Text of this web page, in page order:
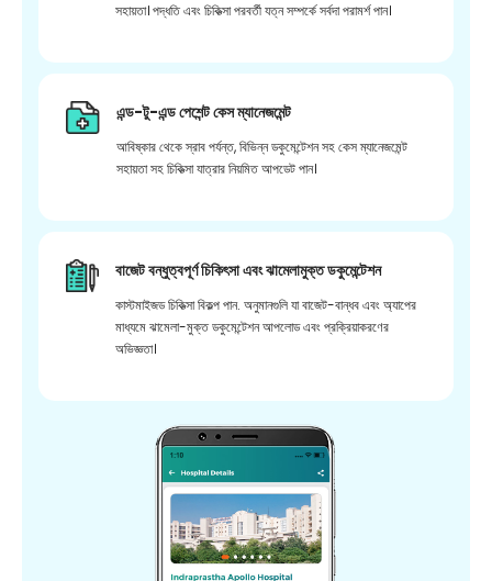
সহায়তা। পদ্ধতি এবং চিকিত্সা পরবর্তী যত্ন সম্পর্কে সর্বদা পরামর্শ পান।
এন্ড-টু-এন্ড পেশেন্ট কেস ম্যানেজমেন্ট
আবিষ্কার থেকে স্রাব পর্যন্ত, বিভিন্ন ডকুমেন্টেশন সহ কেস ম্যানেজমেন্ট
সহায়তা সহ চিকিত্সা যাত্রার নিয়মিত আপডেট পান।
বাজেট বন্ধুত্বপূর্ণ চিকিৎসা এবং ঝামেলামুক্ত ডকুমেন্টেশন
কাস্টমাইজড চিকিত্সা বিকল্প পান. অনুমানগুলি যা বাজেট-বান্ধব এবং অ্যাপের
মাধ্যমে ঝামেলা-মুক্ত ডকুমেন্টেশন আপলোড এবং প্রক্রিয়াকরণের
অভিজ্ঞতা।